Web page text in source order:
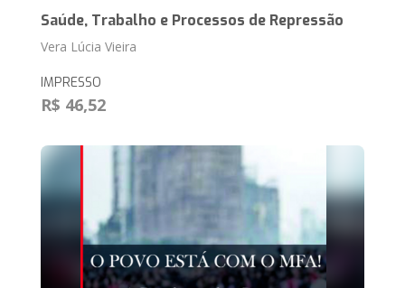
Saúde, Trabalho e Processos de Repressão
Vera Lúcia Vieira
IMPRESSO
R$ 46,52